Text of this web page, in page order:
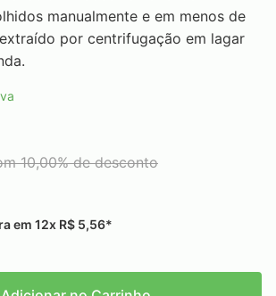
manualmente e em menos de
por centrifugação em lagar
10,00% de desconto
em 12x R$ 5,56*